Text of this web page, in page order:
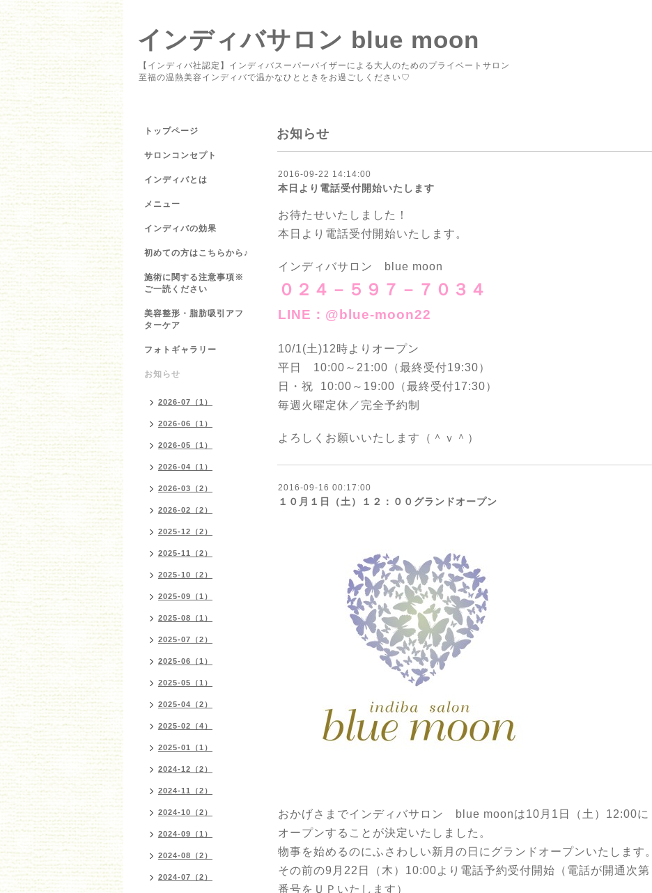
インディバサロン blue moon
【インディバ社認定】インディバスーパーバイザーによる大人のためのプライベートサロン
至福の温熱美容インディバで温かなひとときをお過ごしください♡
お知らせ
2016-09-22 14:14:00
本日より電話受付開始いたします
お待たせいたしました！
本日より電話受付開始いたします。
インディバサロン blue moon
０２４－５９７－７０３４
LINE：@blue-moon22
10/1(土)12時よりオープン
平日 10:00～21:00（最終受付19:30）
日・祝 10:00～19:00（最終受付17:30）
毎週火曜定休／完全予約制
よろしくお願いいたします（＾ｖ＾）
2016-09-16 00:17:00
１０月１日（土）１２：００グランドオープン
おかげさまでインディバサロン blue moonは10月1日（土）12:00に
オープンすることが決定いたしました。
物事を始めるのにふさわしい新月の日にグランドオープンいたします。
その前の9月22日（木）10:00より電話予約受付開始（電話が開通次第
番号をＵＰいたします）
トップページ
サロンコンセプト
インディバとは
メニュー
インディバの効果
初めての方はこちらから♪
施術に関する注意事項※
ご一読ください
美容整形・脂肪吸引アフ
ターケア
フォトギャラリー
お知らせ
2026-07（1）
2026-06（1）
2026-05（1）
2026-04（1）
2026-03（2）
2026-02（2）
2025-12（2）
2025-11（2）
2025-10（2）
2025-09（1）
2025-08（1）
2025-07（2）
2025-06（1）
2025-05（1）
2025-04（2）
2025-02（4）
2025-01（1）
2024-12（2）
2024-11（2）
2024-10（2）
2024-09（1）
2024-08（2）
2024-07（2）